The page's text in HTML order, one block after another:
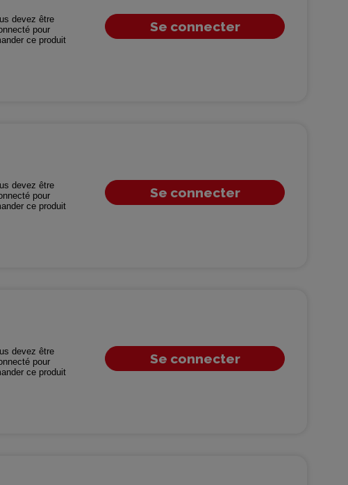
devez être
pour
ce produit
Se connecter
devez être
pour
ce produit
Se connecter
devez être
pour
ce produit
Se connecter